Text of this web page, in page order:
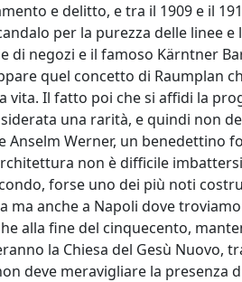
e delitto, e tra il 1909 e il
per la purezza delle linee e
negozi e il famoso Kärntner
quel concetto di Raumplan
Il fatto poi che si affidi la
una rarità, e quindi non
Anselm Werner, un benedettino
non è difficile
forse uno dei più noti
ma anche a Napoli dove
alla fine del cinquecento,
la Chiesa del Gesù Nuovo,
deve meravigliare la presenza